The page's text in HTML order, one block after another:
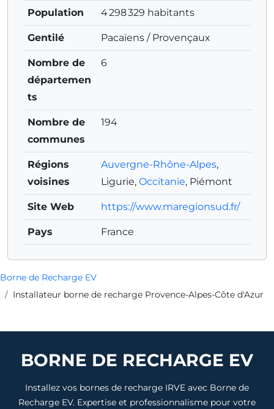
Borne de Recharge EV
Installateur borne de recharge Provence-Alpes-Côte d'Azur
Population 4 298 329 habitants
Gentilé Pacaïens / Provençaux
Nombre de
départemen
ts
6
Nombre de
communes
194
Régions
voisines
Auvergne-Rhône-Alpes,
Ligurie, Occitanie, Piémont
Site Web https://www.maregionsud.fr/
Pays France
BORNE DE RECHARGE EV
Installez vos bornes de recharge IRVE avec Borne de
Recharge EV. Expertise et professionnalisme pour votre